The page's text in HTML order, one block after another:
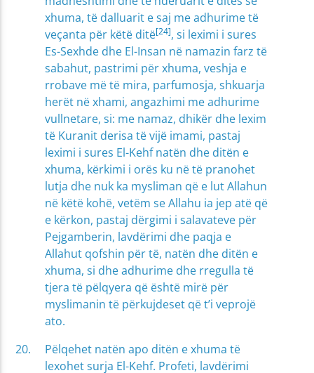
xhuma, të dalluarit e saj me adhurime të
veçanta për këtë ditë[24], si leximi i sures
Es-Sexhde dhe El-Insan në namazin farz të
sabahut, pastrimi për xhuma, veshja e
rrobave më të mira, parfumosja, shkuarja
herët në xhami, angazhimi me adhurime
vullnetare, si: me namaz, dhikër dhe lexim
të Kuranit derisa të vijë imami, pastaj
leximi i sures El-Kehf natën dhe ditën e
xhuma, kërkimi i orës ku në të pranohet
lutja dhe nuk ka mysliman që e lut Allahun
në këtë kohë, vetëm se Allahu ia jep atë që
e kërkon, pastaj dërgimi i salavateve për
Pejgamberin, lavdërimi dhe paqja e
Allahut qofshin për të, natën dhe ditën e
xhuma, si dhe adhurime dhe rregulla të
tjera të pëlqyera që është mirë për
myslimanin të përkujdeset që t’i veprojë
ato.
Pëlqehet natën apo ditën e xhuma të
lexohet surja El-Kehf. Profeti, lavdërimi